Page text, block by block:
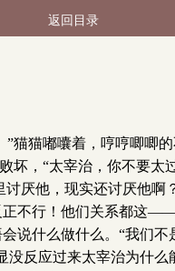
返回目录
猫猫嘟囔着，哼哼唧唧
，“太宰治，你不要
厌他，现实还讨厌他
不行！他们关系都这
什么做什么。“我们
反应过来太宰治为什